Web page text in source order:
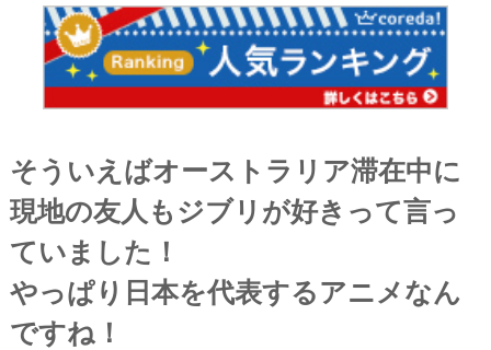
そういえばオーストラリア滞在中に
現地の友人もジブリが好きって言っ
ていました！
やっぱり日本を代表するアニメなん
ですね！